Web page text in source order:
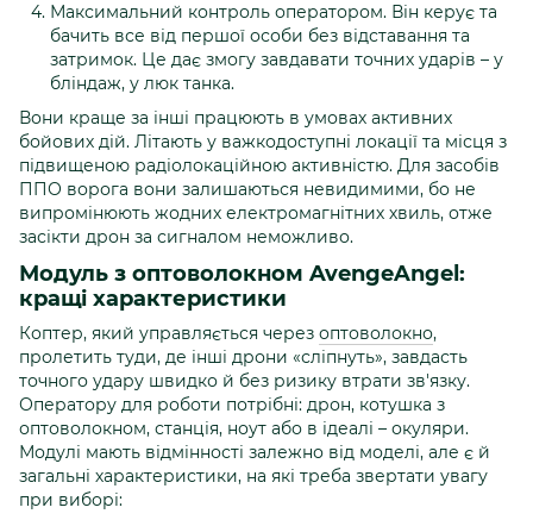
Максимальний контроль оператором. Він керує та
бачить все від першої особи без відставання та
затримок. Це дає змогу завдавати точних ударів – у
бліндаж, у люк танка.
Вони краще за інші працюють в умовах активних
бойових дій. Літають у важкодоступні локації та місця з
підвищеною радіолокаційною активністю. Для засобів
ППО ворога вони залишаються невидимими, бо не
випромінюють жодних електромагнітних хвиль, отже
засікти дрон за сигналом неможливо.
Модуль з оптоволокном AvengeAngel:
кращі характеристики
Коптер, який управляється через оптоволокно,
пролетить туди, де інші дрони «сліпнуть», завдасть
точного удару швидко й без ризику втрати зв'язку.
Оператору для роботи потрібні: дрон, котушка з
оптоволокном, станція, ноут або в ідеалі – окуляри.
Модулі мають відмінності залежно від моделі, але є й
загальні характеристики, на які треба звертати увагу
при виборі: